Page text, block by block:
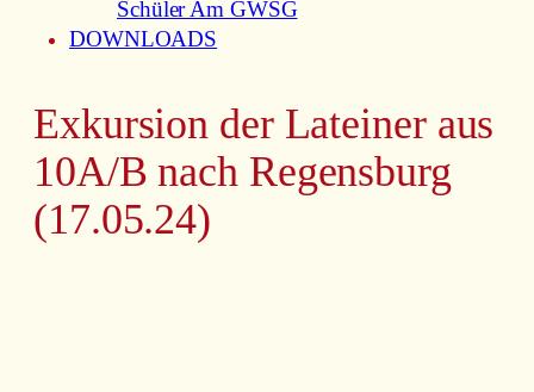
Schüler Am GWSG
DOWNLOADS
Exkursion der Lateiner aus
10A/B nach Regensburg
(17.05.24)